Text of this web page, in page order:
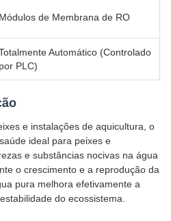
Módulos de Membrana de RO
Automático (Controlado
por PLC)
e instalações de aquicultura, o
ideal para peixes e
e substâncias nocivas na água
o crescimento e a reprodução da
pura melhora efetivamente a
do ecossistema.